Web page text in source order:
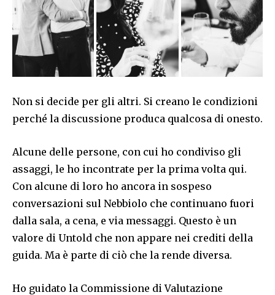
Non si decide per gli altri. Si creano le condizioni
perché la discussione produca qualcosa di onesto.
Alcune delle persone, con cui ho condiviso gli
assaggi, le ho incontrate per la prima volta qui.
Con alcune di loro ho ancora in sospeso
conversazioni sul Nebbiolo che continuano fuori
dalla sala, a cena, e via messaggi. Questo è un
valore di Untold che non appare nei crediti della
guida. Ma è parte di ciò che la rende diversa.
Ho guidato la Commissione di Valutazione